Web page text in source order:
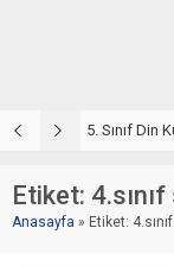
5. Sınıf
Etiket:
Anasayfa » Etiket: